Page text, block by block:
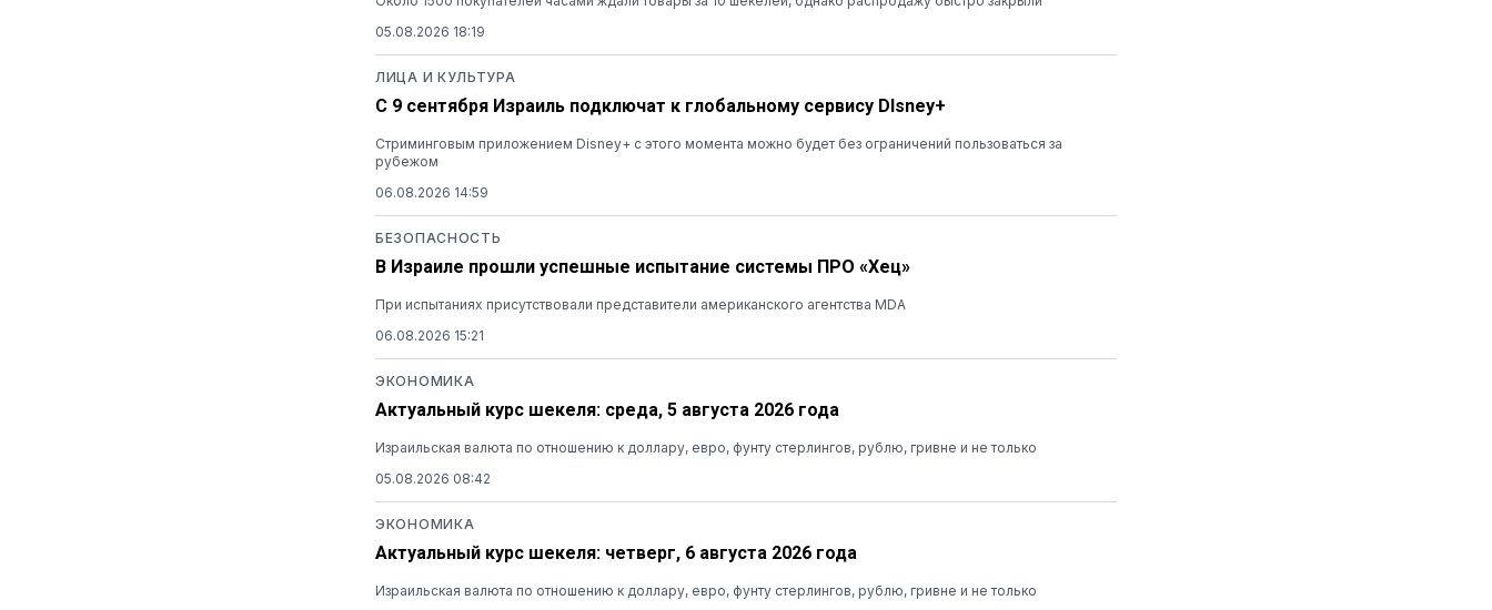
05.08.2026 18:19
ЛИЦА И КУЛЬТУРА
С 9 сентября Израиль подключат к глобальному сервису DIsney+
Стриминговым приложением Disney+ с этого момента можно будет без ограничений пользоваться за
рубежом
06.08.2026 14:59
БЕЗОПАСНОСТЬ
В Израиле прошли успешные испытание системы ПРО «Хец»
При испытаниях присутствовали представители американского агентства MDA
06.08.2026 15:21
ЭКОНОМИКА
Актуальный курс шекеля: среда, 5 августа 2026 года
Израильская валюта по отношению к доллару, евро, фунту стерлингов, рублю, гривне и не только
05.08.2026 08:42
ЭКОНОМИКА
Актуальный курс шекеля: четверг, 6 августа 2026 года
Израильская валюта по отношению к доллару, евро, фунту стерлингов, рублю, гривне и не только